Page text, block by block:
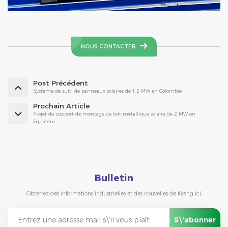
NOUS CONTACTER
Post Précédent
Système de suivi de panneaux solaires de 1,2 MW en Colombie
Prochain Article
Projet de support de montage de toit métallique solaire de 2 MW en
Équateur
Bulletin
Obtenez des informations industrielles et des nouvelles de Kseng ici.